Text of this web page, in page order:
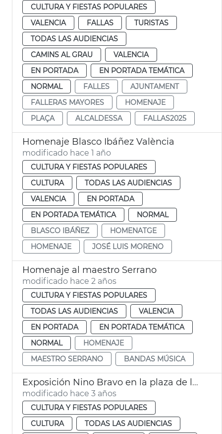
CULTURA Y FIESTAS POPULARES
VALENCIA
FALLAS
TURISTAS
TODAS LAS AUDIENCIAS
CAMINS AL GRAU
VALENCIA
EN PORTADA
EN PORTADA TEMÁTICA
NORMAL
FALLES
AJUNTAMENT
FALLERAS MAYORES
HOMENAJE
PLAÇA
ALCALDESSA FALLAS2025
Homenaje Blasco Ibáñez València
modificado hace 1 año
CULTURA Y FIESTAS POPULARES
CULTURA
TODAS LAS AUDIENCIAS
VALENCIA
EN PORTADA
EN PORTADA TEMÁTICA
NORMAL
BLASCO IBÁÑEZ
HOMENATGE
HOMENAJE
JOSÉ LUIS MORENO
Homenaje al maestro Serrano
modificado hace 2 años
CULTURA Y FIESTAS POPULARES
TODAS LAS AUDIENCIAS
VALENCIA
EN PORTADA
EN PORTADA TEMÁTICA
NORMAL
HOMENAJE
MAESTRO SERRANO
BANDAS MÚSICA
Exposición Nino Bravo en la plaza de la Reina
modificado hace 3 años
CULTURA Y FIESTAS POPULARES
CULTURA
TODAS LAS AUDIENCIAS